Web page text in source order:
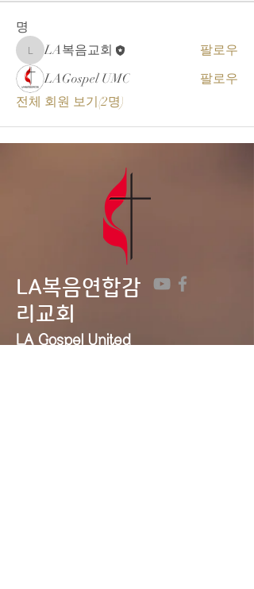
명
LA복음교회
LA복음교회
팔로우
LAGospel UMC
팔로우
전체 회원 보기(2명)
LA복음연합감
리교회
LA Gospel United